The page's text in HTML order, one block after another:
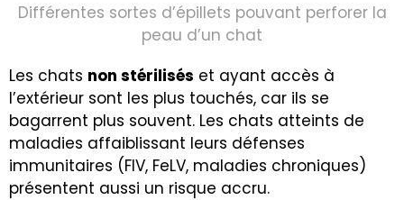
Différentes sortes d’épillets pouvant perforer la
peau d’un chat
Les chats non stérilisés et ayant accès à
l’extérieur sont les plus touchés, car ils se
bagarrent plus souvent. Les chats atteints de
maladies affaiblissant leurs défenses
immunitaires (FIV, FeLV, maladies chroniques)
présentent aussi un risque accru.